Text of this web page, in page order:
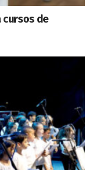
cursos de